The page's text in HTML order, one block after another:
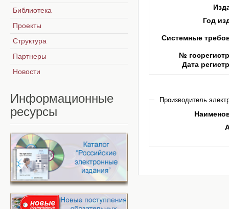
Год
Системные
№
Дата
Производитель
Библиотека
Проекты
Структура
Партнеры
Новости
Информационные
ресурсы